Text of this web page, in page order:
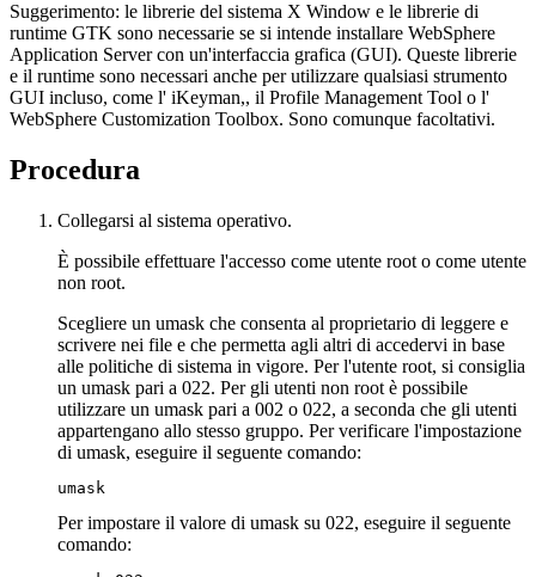
Suggerimento: le librerie del sistema X Window e le librerie di
runtime GTK sono necessarie se si intende installare WebSphere
Application Server con un'interfaccia grafica (GUI). Queste librerie
e il runtime sono necessari anche per utilizzare qualsiasi strumento
GUI incluso, come l' iKeyman,, il Profile Management Tool o l'
WebSphere Customization Toolbox. Sono comunque facoltativi.
Procedura
Collegarsi al sistema operativo.
È possibile effettuare l'accesso come utente root o come utente
non root.
Scegliere un umask che consenta al proprietario di leggere e
scrivere nei file e che permetta agli altri di accedervi in base
alle politiche di sistema in vigore. Per l'utente root, si consiglia
un umask pari a 022. Per gli utenti non root è possibile
utilizzare un umask pari a 002 o 022, a seconda che gli utenti
appartengano allo stesso gruppo. Per verificare l'impostazione
di umask, eseguire il seguente comando:
umask
Per impostare il valore di umask su 022, eseguire il seguente
comando: